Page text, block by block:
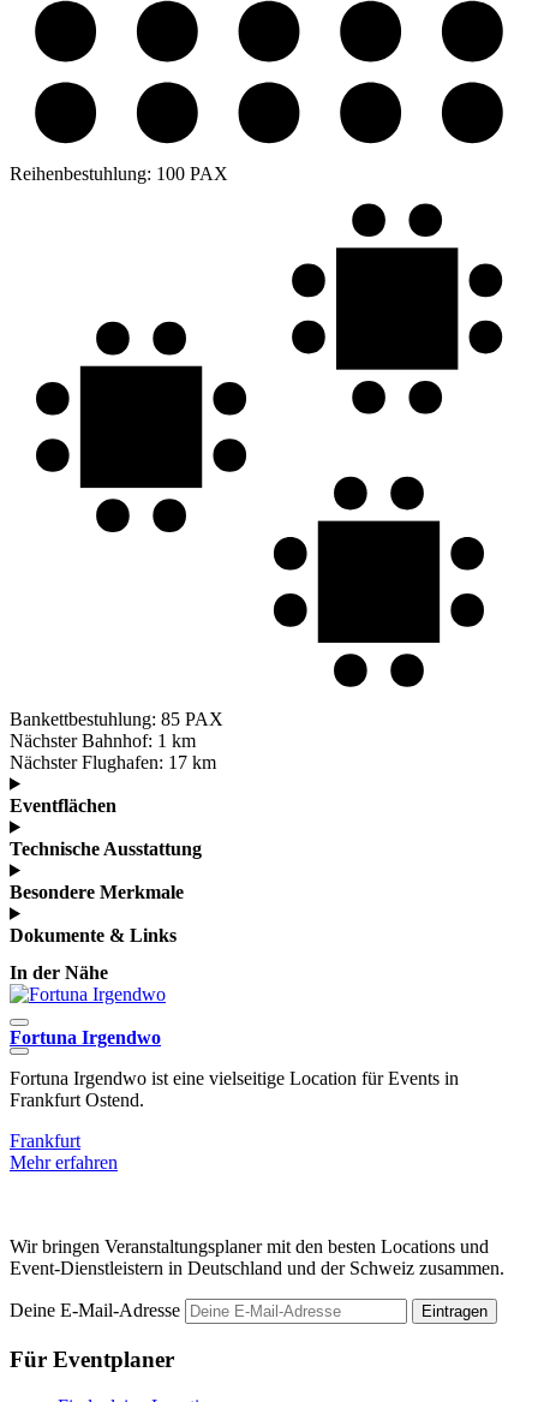
Reihenbestuhlung: 100 PAX
Bankettbestuhlung: 85 PAX
Nächster Bahnhof: 1 km
Nächster Flughafen: 17 km
Eventflächen
Technische Ausstattung
Besondere Merkmale
Dokumente & Links
In der Nähe
Fortuna Irgendwo
Fortuna Irgendwo ist eine vielseitige Location für Events in
Frankfurt Ostend.
Frankfurt
Mehr erfahren
Wir bringen Veranstaltungsplaner mit den besten Locations und
Event-Dienstleistern in Deutschland und der Schweiz zusammen.
Deine E-Mail-Adresse Eintragen
Für Eventplaner